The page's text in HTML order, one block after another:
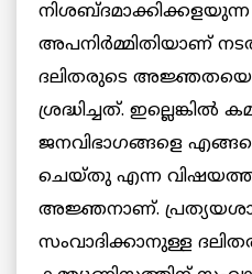
അപനിര്‍മ്മിതിയാണ്
ദലിതരുടെ അജ്ഞതയെ
ശ്രദ്ധിച്ചത്.
ജനവിഭാഗങ്ങളെ
ചെയ്തു എന്ന
അജ്ഞനാണ്.
സംവാദിക്കാനുള്ള